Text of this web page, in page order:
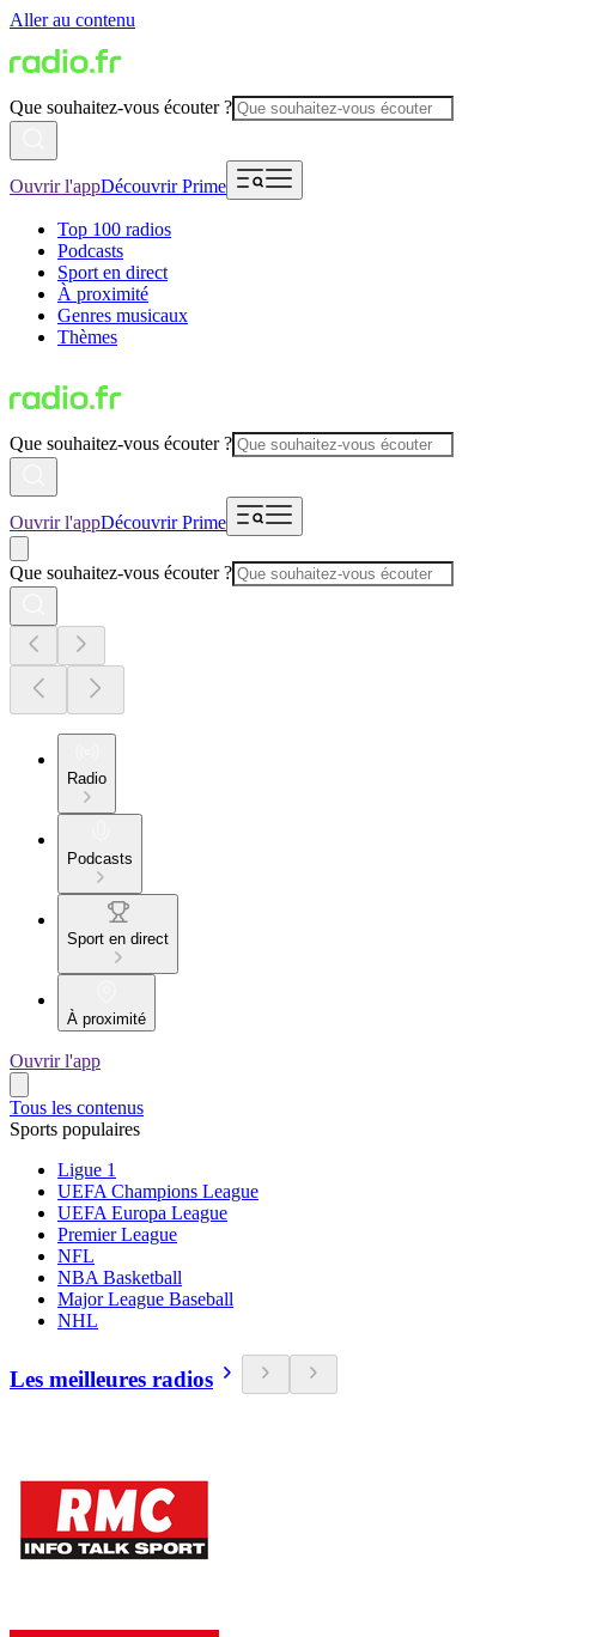
Aller au contenu
Que souhaitez-vous écouter ?
Ouvrir l'appDécouvrir Prime
Top 100 radios
Podcasts
Sport en direct
À proximité
Genres musicaux
Thèmes
Que souhaitez-vous écouter ?
Ouvrir l'appDécouvrir Prime
Que souhaitez-vous écouter ?
Radio
Podcasts
Sport en direct
À proximité
Ouvrir l'app
Tous les contenus
Sports populaires
Ligue 1
UEFA Champions League
UEFA Europa League
Premier League
NFL
NBA Basketball
Major League Baseball
NHL
Les meilleures radios